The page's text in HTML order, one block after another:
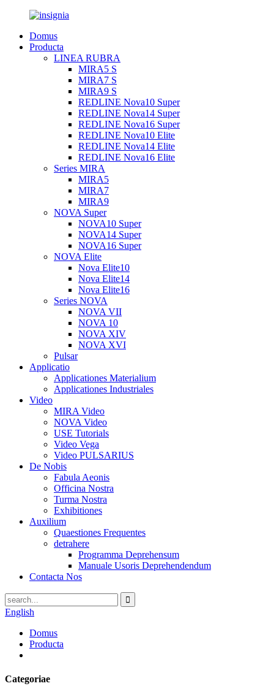
Domus
Producta
LINEA RUBRA
MIRA5 S
MIRA7 S
MIRA9 S
REDLINE Nova10 Super
REDLINE Nova14 Super
REDLINE Nova16 Super
REDLINE Nova10 Elite
REDLINE Nova14 Elite
REDLINE Nova16 Elite
Series MIRA
MIRA5
MIRA7
MIRA9
NOVA Super
NOVA10 Super
NOVA14 Super
NOVA16 Super
NOVA Elite
Nova Elite10
Nova Elite14
Nova Elite16
Series NOVA
NOVA VII
NOVA 10
NOVA XIV
NOVA XVI
Pulsar
Applicatio
Applicationes Materialium
Applicationes Industriales
Video
MIRA Video
NOVA Video
USE Tutorials
Video Vega
Video PULSARIUS
De Nobis
Fabula Aeonis
Officina Nostra
Turma Nostra
Exhibitiones
Auxilium
Quaestiones Frequentes
detrahere
Programma Deprehensum
Manuale Usoris Deprehendendum
Contacta Nos
English
Domus
Producta
Categoriae